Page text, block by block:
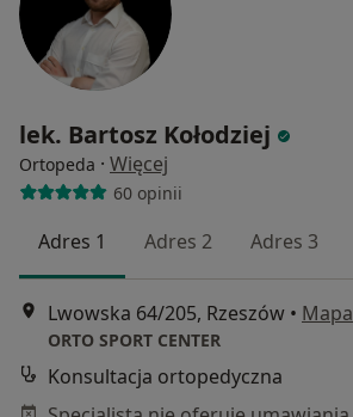
lek. Bartosz Kołodziej
Ortopeda · Więcej
60 opinii
Adres 1 Adres 2 Adres 3
Lwowska 64/205, Rzeszów • Mapa
ORTO SPORT CENTER
Konsultacja ortopedyczna